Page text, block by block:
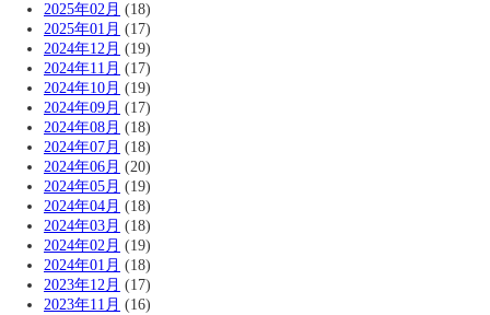
2025年02月 (18)
2025年01月 (17)
2024年12月 (19)
2024年11月 (17)
2024年10月 (19)
2024年09月 (17)
2024年08月 (18)
2024年07月 (18)
2024年06月 (20)
2024年05月 (19)
2024年04月 (18)
2024年03月 (18)
2024年02月 (19)
2024年01月 (18)
2023年12月 (17)
2023年11月 (16)